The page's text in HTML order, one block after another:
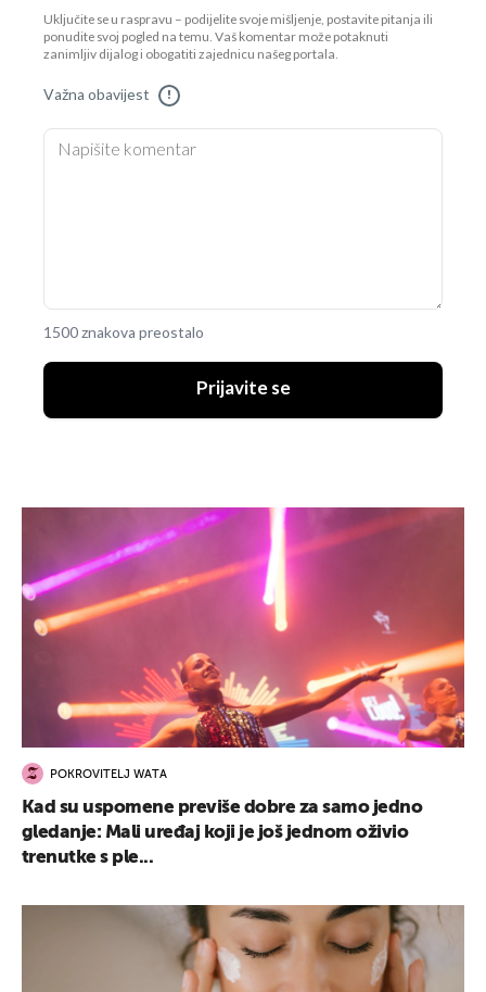
Uključite se u raspravu – podijelite svoje mišljenje, postavite pitanja ili
ponudite svoj pogled na temu. Vaš komentar može potaknuti
zanimljiv dijalog i obogatiti zajednicu našeg portala.
Važna obavijest !
1500 znakova preostalo
Prijavite se
POKROVITELJ WATA
Kad su uspomene previše dobre za samo jedno
gledanje: Mali uređaj koji je još jednom oživio
trenutke s ple...